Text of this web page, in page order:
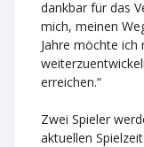
dankbar für das
mich, meinen
Jahre möchte
erreichen.“
Zwei Spieler
aktuellen